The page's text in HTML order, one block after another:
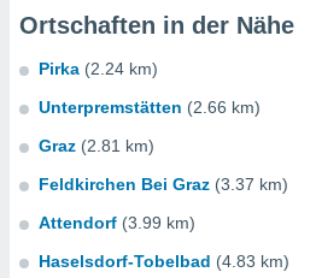
Ortschaften in der Nähe
Pirka (2.24 km)
Unterpremstätten (2.66 km)
Graz (2.81 km)
Feldkirchen Bei Graz (3.37 km)
Attendorf (3.99 km)
Haselsdorf-Tobelbad (4.83 km)